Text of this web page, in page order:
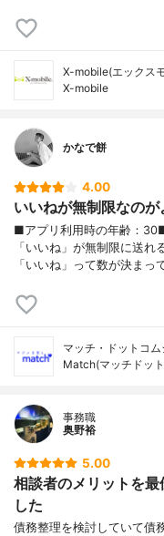
X-mobile(エックス
X-mobile
かなで餅
4.00
いいねが無制限なのが
■アプリ利用時の年齢：
「いいね」が無制限に送れ
「いいね」って数が決まっ
マッチ・ドットコム
Match(マッチドッ
事務職
奥野裕
5.00
相談者のメリットを
した
債務整理を検討していて債